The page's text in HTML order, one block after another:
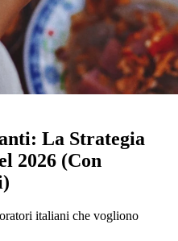
La Strategia
2026 (Con
italiani che vogliono